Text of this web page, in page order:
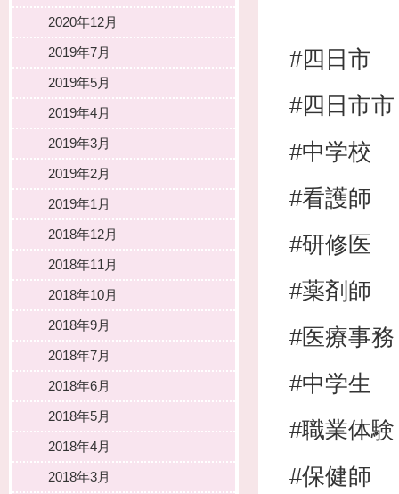
#四日市
#四日市市
#中学校
#看護師
#研修医
#薬剤師
#医療事務
#中学生
#職業体験
#保健師
2020年12月
2019年7月
2019年5月
2019年4月
2019年3月
2019年2月
2019年1月
2018年12月
2018年11月
2018年10月
2018年9月
2018年7月
2018年6月
2018年5月
2018年4月
2018年3月